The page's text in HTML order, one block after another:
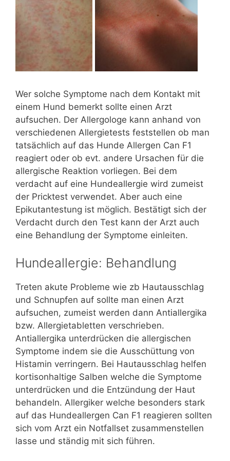
Wer solche Symptome nach dem Kontakt mit
einem Hund bemerkt sollte einen Arzt
aufsuchen. Der Allergologe kann anhand von
verschiedenen Allergietests feststellen ob man
tatsächlich auf das Hunde Allergen Can F1
reagiert oder ob evt. andere Ursachen für die
allergische Reaktion vorliegen. Bei dem
verdacht auf eine Hundeallergie wird zumeist
der Pricktest verwendet. Aber auch eine
Epikutantestung ist möglich. Bestätigt sich der
Verdacht durch den Test kann der Arzt auch
eine Behandlung der Symptome einleiten.
Hundeallergie: Behandlung
Treten akute Probleme wie zb Hautausschlag
und Schnupfen auf sollte man einen Arzt
aufsuchen, zumeist werden dann Antiallergika
bzw. Allergietabletten verschrieben.
Antiallergika unterdrücken die allergischen
Symptome indem sie die Ausschüttung von
Histamin verringern. Bei Hautausschlag helfen
kortisonhaltige Salben welche die Symptome
unterdrücken und die Entzündung der Haut
behandeln. Allergiker welche besonders stark
auf das Hundeallergen Can F1 reagieren sollten
sich vom Arzt ein Notfallset zusammenstellen
lasse und ständig mit sich führen.